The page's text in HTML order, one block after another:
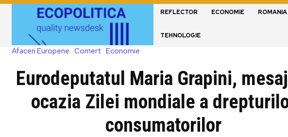
REFLECTOR ECONOMIE ROMANIA
TEHNOLOGIE
Afaceri Europene Comert Economie
Eurodeputatul Maria Grapini,
ocazia Zilei mondiale a
consumatorilor